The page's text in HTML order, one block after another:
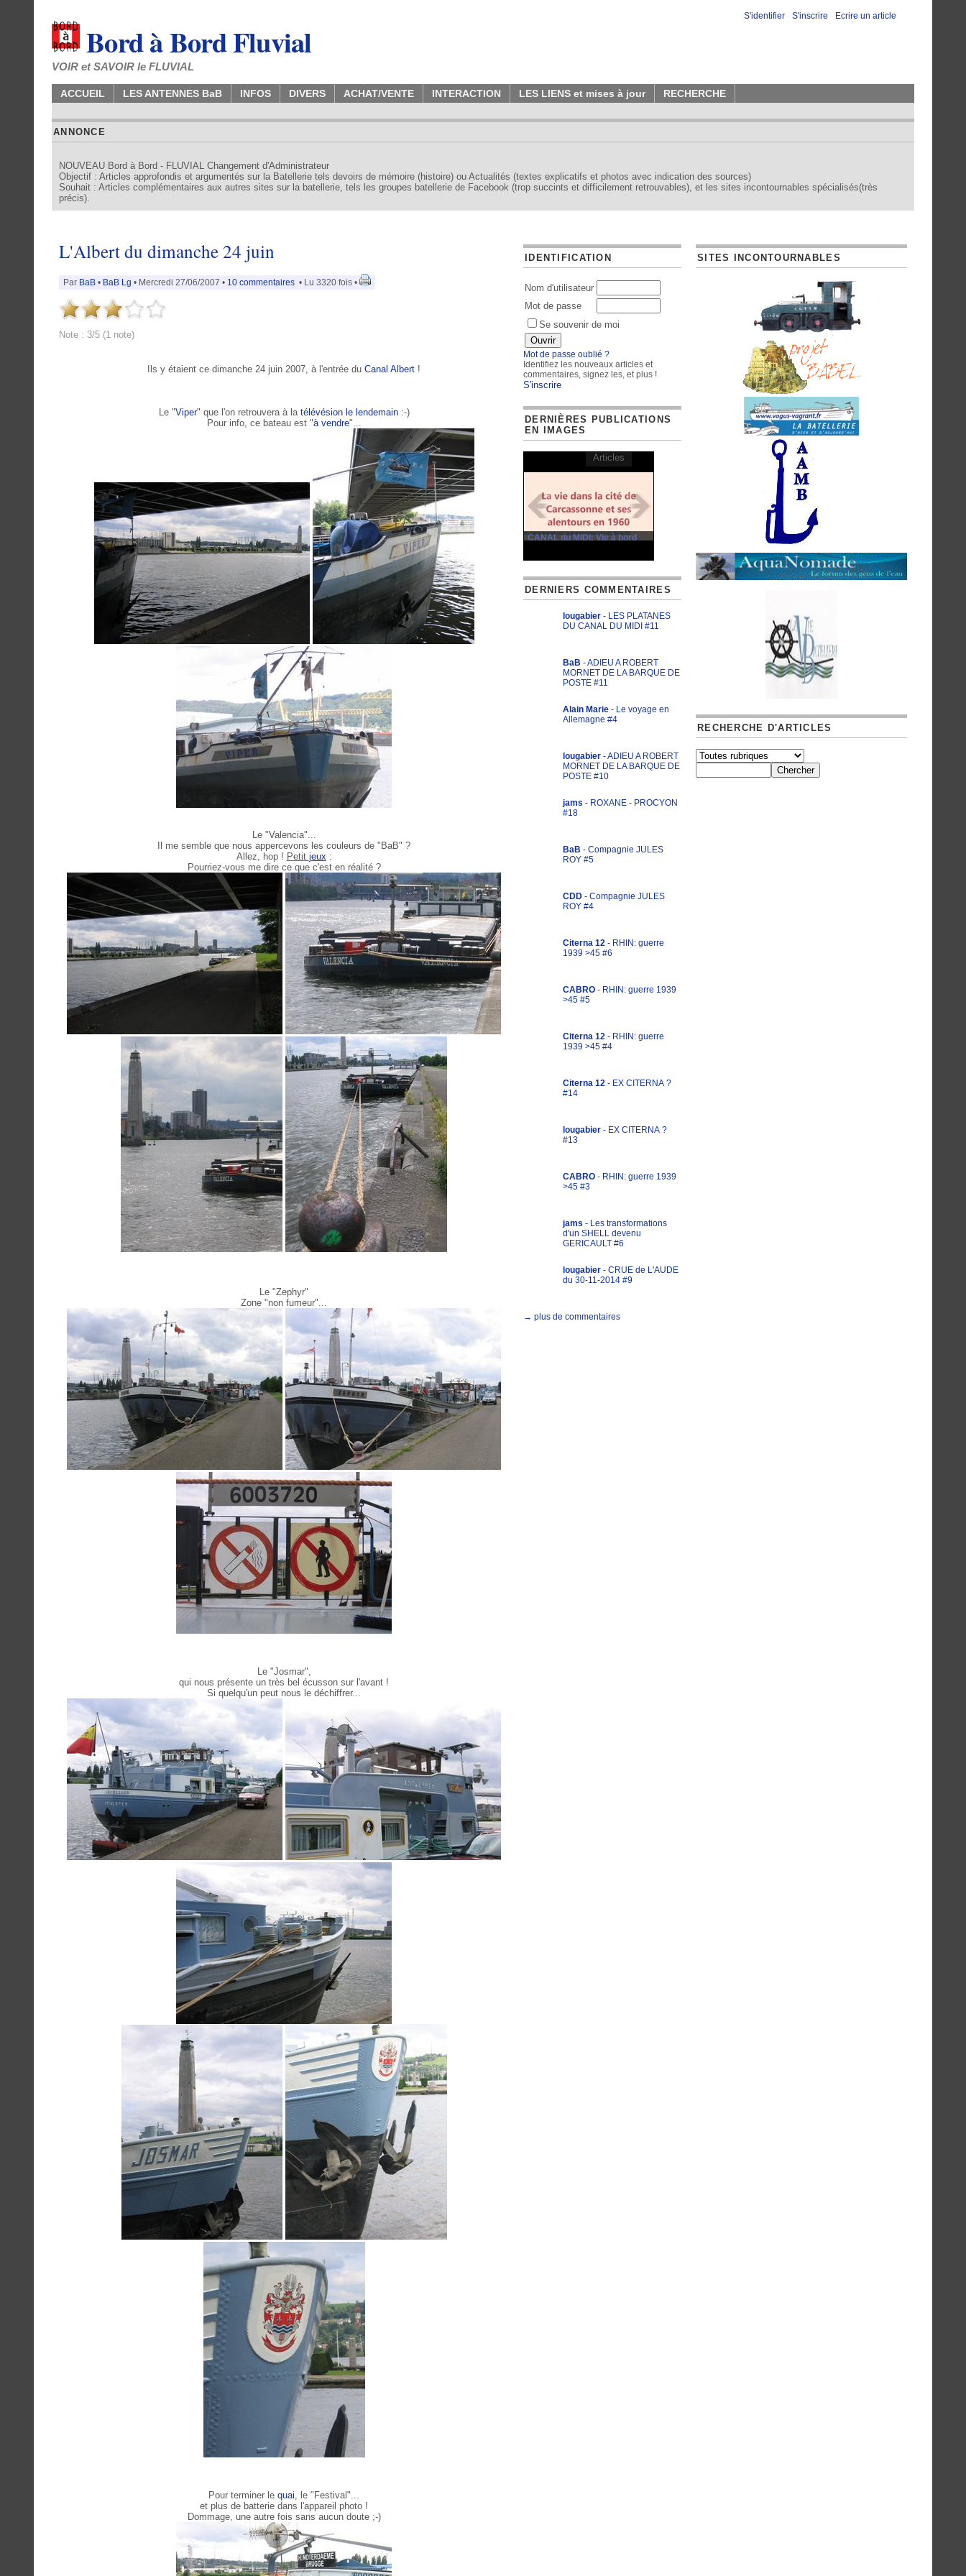
S'identifier - S'inscrire - Ecrire un article
Bord à Bord Fluvial
VOIR et SAVOIR le FLUVIAL
ACCUEIL LES ANTENNES BaB INFOS DIVERS ACHAT/VENTE INTERACTION LES LIENS et mises à jour RECHERCHE
ANNONCE
NOUVEAU Bord à Bord - FLUVIAL Changement d'Administrateur
Objectif : Articles approfondis et argumentés sur la Batellerie tels devoirs de mémoire (histoire) ou Actualités (textes explicatifs et photos avec indication des sources)
Souhait : Articles complémentaires aux autres sites sur la batellerie, tels les groupes batellerie de Facebook (trop succints et difficilement retrouvables), et les sites incontournables spécialisés(très
précis).
L'Albert du dimanche 24 juin
Par BaB • BaB Lg • Mercredi 27/06/2007 • 10 commentaires • Lu 3320 fois •
Note : 3/5 (1 note)
Ils y étaient ce dimanche 24 juin 2007, à l'entrée du Canal Albert !
Le "Viper" que l'on retrouvera à la télévésion le lendemain:-)
Pour info, ce bateau est "à vendre"...
Le "Valencia"...
Il me semble que nous appercevons les couleurs de "BaB" ?
Allez, hop ! Petit jeux :
Pourriez-vous me dire ce que c'est en réalité ?
Le "Zephyr"
Zone "non fumeur"...
Le "Josmar",
qui nous présente un très bel écusson sur l'avant !
Si quelqu'un peut nous le déchiffrer...
Pour terminer le quai, le "Festival"...
et plus de batterie dans l'appareil photo !
Dommage, une autre fois sans aucun doute ;-)
IDENTIFICATION
Nom d'utilisateur
Mot de passe
Se souvenir de moi
Mot de passe oublié ?
Identifiez les nouveaux articles et
commentaires, signez les, et plus !
S'inscrire
DERNIÈRES PUBLICATIONS
EN IMAGES
CANAL du MIDI: Vie à bord
Articles
DERNIERS COMMENTAIRES
lougabier - LES PLATANES
DU CANAL DU MIDI #11
BaB - ADIEU A ROBERT
MORNET DE LA BARQUE DE
POSTE #11
Alain Marie - Le voyage en
Allemagne #4
lougabier - ADIEU A ROBERT
MORNET DE LA BARQUE DE
POSTE #10
jams - ROXANE - PROCYON
#18
BaB - Compagnie JULES
ROY #5
CDD - Compagnie JULES
ROY #4
Citerna 12 - RHIN: guerre
1939 >45 #6
CABRO - RHIN: guerre 1939
>45 #5
Citerna 12 - RHIN: guerre
1939 >45 #4
Citerna 12 - EX CITERNA ?
#14
lougabier - EX CITERNA ?
#13
CABRO - RHIN: guerre 1939
>45 #3
jams - Les transformations
d'un SHELL devenu
GERICAULT #6
lougabier - CRUE de L'AUDE
du 30-11-2014 #9
→ plus de commentaires
SITES INCONTOURNABLES
RECHERCHE D'ARTICLES